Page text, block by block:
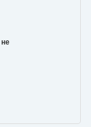
не